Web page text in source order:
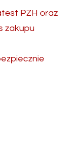
PZH oraz
zakupu